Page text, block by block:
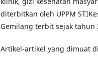
diterbitkan oleh UPPM
Gemilang terbit sejak tahun
Artikel-artikel yang dimuat